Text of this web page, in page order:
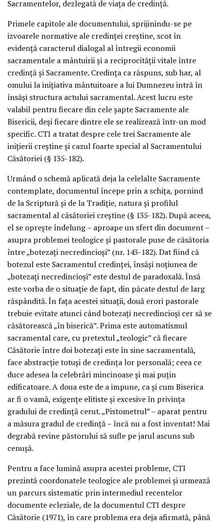
Sacramentelor, dezlegată de viața de credință.
Primele capitole ale documentului, sprijinindu-se pe
izvoarele normative ale credinței creștine, scot în
evidență caracterul dialogal al întregii economii
sacramentale a mântuirii și a reciprocității vitale între
credință și Sacramente. Credința ca răspuns, sub har, al
omului la inițiativa mântuitoare a lui Dumnezeu intră în
însăși structura actului sacramental. Acest lucru este
valabil pentru fiecare din cele șapte Sacramente ale
Bisericii, deși fiecare dintre ele se realizează într-un mod
specific. CTI a tratat despre cele trei Sacramente ale
inițierii creștine și cazul foarte special al Sacramentului
Căsătoriei (§ 135-182).
Urmând o schemă aplicată deja la celelalte Sacramente
contemplate, documentul începe prin a schița, pornind
de la Scriptură și de la Tradiție, natura și profilul
sacramental al căsătoriei creștine (§ 135-182). După aceea,
el se oprește îndelung – aproape un sfert din document –
asupra problemei teologice și pastorale puse de căsătoria
între „botezați necredincioși” (nr. 143-182). Dat fiind că
botezul este Sacramentul credinței, însăși noțiunea de
„botezați necredincioși” este destul de paradoxală. Însă
este vorba de o situație de fapt, din păcate destul de larg
răspândită. În fața acestei situații, două erori pastorale
trebuie evitate atunci când botezați necredincioși cer să se
căsătorească „în biserică”. Prima este automatismul
sacramental care, cu pretextul „teologic” că fiecare
Căsătorie între doi botezați este în sine sacramentală,
face abstracție totuși de credința lor personală; ceea ce
duce adesea la celebrări mincinoase și mai puțin
edificatoare. A doua este de a impune, ca și cum Biserica
ar fi o vamă, exigențe elitiste și excesive în privința
gradului de credință cerut. „Pistometrul” – aparat pentru
a măsura gradul de credință – încă nu a fost inventat! Mai
degrabă revine păstorului să sufle pe jarul ascuns sub
cenușă.
Pentru a face lumină asupra acestei probleme, CTI
prezintă coordonatele teologice ale problemei și urmează
un parcurs sistematic prin intermediul recentelor
documente ecleziale, de la documentul CTI despre
Căsătorie (1971), în care problema era deja afirmată, până